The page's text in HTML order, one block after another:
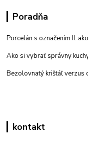
Poradňa
Porcelán s označením II.
Ako si vybrať správny
Bezolovnatý krištáľ verzus
kontakt